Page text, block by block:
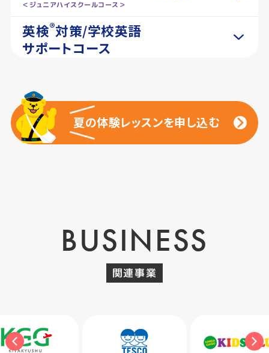
＜ジュニアハイスクールコース＞
英検®対策/学校英語
サポートコース
夏の体験レッスンを申し込む
夏の体験レッスンを申し込む
BUSINESS
関連事業